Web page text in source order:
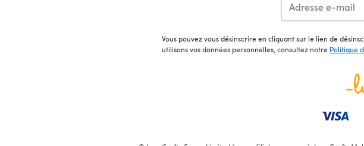
Vous pouvez vous désinscrire en cliquant sur le lien de
utilisons vos données personnelles, consultez notre Politique